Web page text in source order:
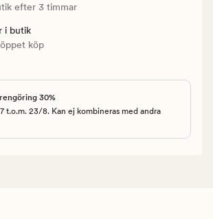
efter 3 timmar
i butik
köp
30%
t.o.m. 23/8. Kan ej kombineras med andra